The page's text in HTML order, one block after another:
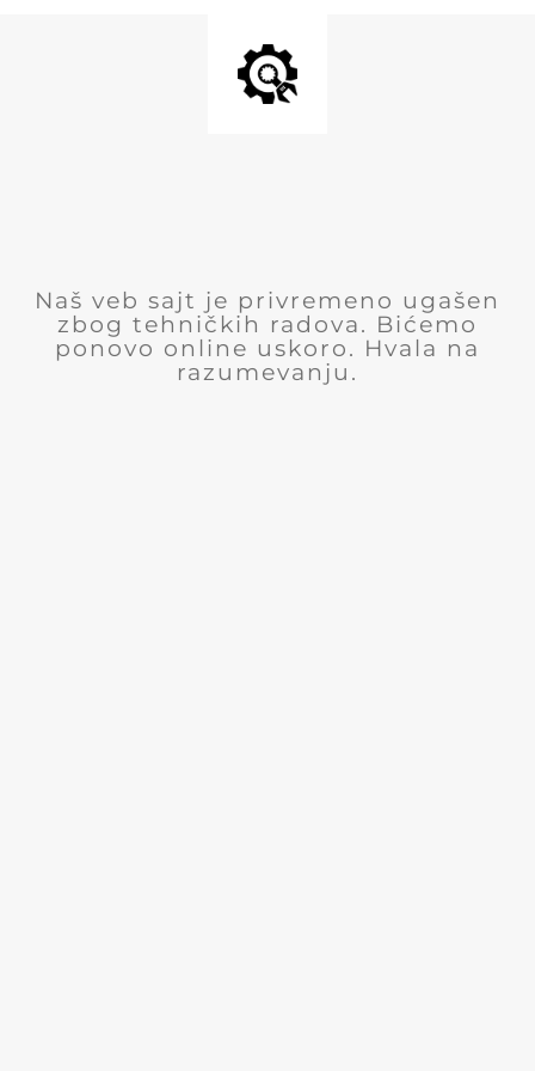
Naš veb sajt je privremeno ugašen
zbog tehničkih radova. Bićemo
ponovo online uskoro. Hvala na
razumevanju.